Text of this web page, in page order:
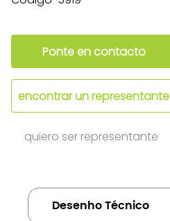
Ponte en contacto
encontrar un representante
quiero ser representante
Desenho Técnico